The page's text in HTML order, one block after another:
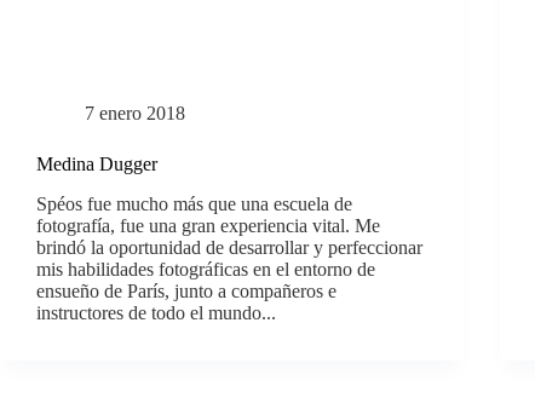
7 enero 2018
Medina Dugger
Spéos fue mucho más que una escuela de
fotografía, fue una gran experiencia vital. Me
brindó la oportunidad de desarrollar y perfeccionar
mis habilidades fotográficas en el entorno de
ensueño de París, junto a compañeros e
instructores de todo el mundo...